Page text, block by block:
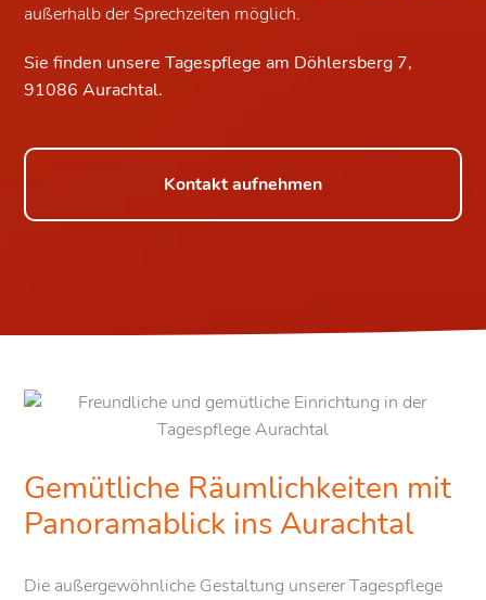
außerhalb der Sprechzeiten möglich.
Sie finden unsere Tagespflege am Döhlersberg 7,
91086 Aurachtal.
Kontakt aufnehmen
Gemütliche Räumlichkeiten mit
Panoramablick ins Aurachtal
Die außergewöhnliche Gestaltung unserer Tagespflege